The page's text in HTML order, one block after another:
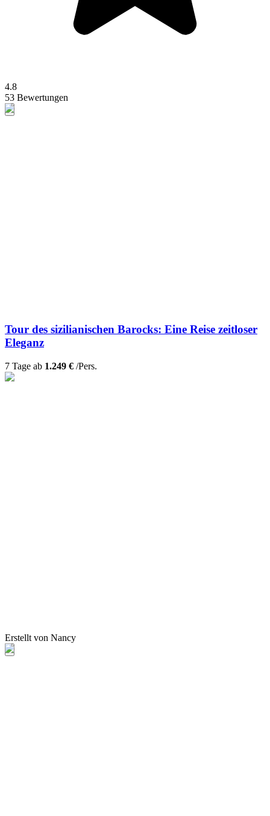
4.8
53 Bewertungen
Tour des sizilianischen Barocks: Eine Reise zeitloser
Eleganz
7 Tage ab 1.249 € /Pers.
Erstellt von Nancy